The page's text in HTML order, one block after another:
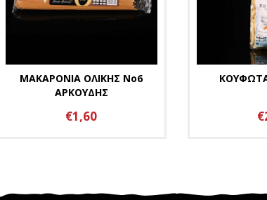
ΜΑΚΑΡΟΝΙΑ ΟΛΙΚΗΣ Νο6
ΑΡΚΟΥΔΗΣ
€1,60